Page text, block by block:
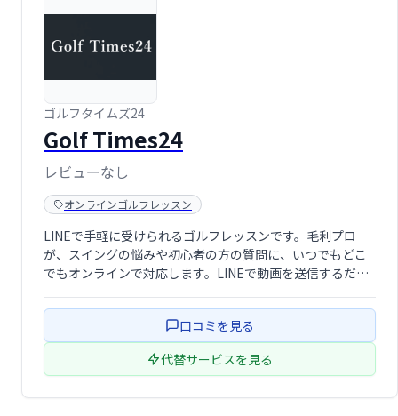
ゴルフタイムズ24
Golf Times24
レビューなし
オンラインゴルフレッスン
LINEで手軽に受けられるゴルフレッスンです。毛利プロ
が、スイングの悩みや初心者の方の質問に、いつでもどこ
でもオンラインで対応します。LINEで動画を送信するだけ
す方におすすめです。
口コミを見る
代替サービスを見る